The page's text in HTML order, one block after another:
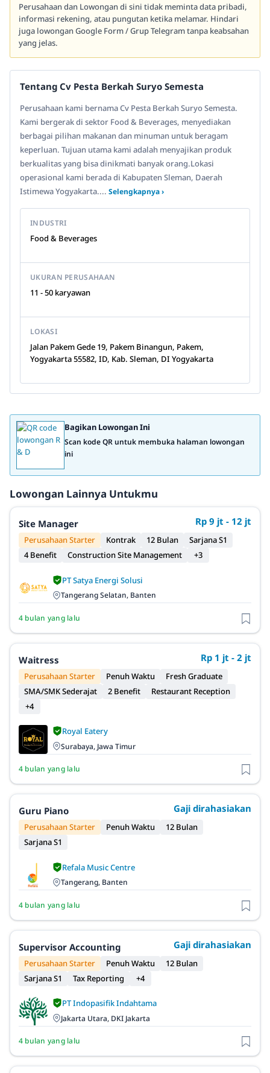
Perusahaan dan Lowongan di sini tidak meminta data pribadi,
informasi rekening, atau pungutan ketika melamar. Hindari
juga lowongan Google Form / Grup Telegram tanpa keabsahan
yang jelas.
Tentang Cv Pesta Berkah Suryo Semesta
Perusahaan kami bernama Cv Pesta Berkah Suryo Semesta.
Kami bergerak di sektor Food & Beverages, menyediakan
berbagai pilihan makanan dan minuman untuk beragam
keperluan. Tujuan utama kami adalah menyajikan produk
berkualitas yang bisa dinikmati banyak orang.Lokasi
operasional kami berada di Kabupaten Sleman, Daerah
Istimewa Yogyakarta.... Selengkapnya ›
INDUSTRI
Food & Beverages
UKURAN PERUSAHAAN
11 - 50 karyawan
LOKASI
Jalan Pakem Gede 19, Pakem Binangun, Pakem,
Yogyakarta 55582, ID, Kab. Sleman, DI Yogyakarta
Bagikan Lowongan Ini
Scan kode QR untuk membuka halaman lowongan
ini
Lowongan Lainnya Untukmu
Site Manager Rp 9 jt - 12 jt
Perusahaan Starter Kontrak 12 Bulan
Sarjana S1
4 Benefit
Construction Site Management +3
PT Satya Energi Solusi
Tangerang Selatan, Banten
4 bulan yang lalu
Waitress Rp 1 jt - 2 jt
Perusahaan Starter Penuh Waktu
Fresh Graduate
SMA/SMK Sederajat
2 Benefit
Restaurant Reception
+4
Royal Eatery
Surabaya, Jawa Timur
4 bulan yang lalu
Guru Piano Gaji dirahasiakan
Perusahaan Starter Penuh Waktu
12 Bulan
Sarjana S1
Refala Music Centre
Tangerang, Banten
4 bulan yang lalu
Supervisor Accounting Gaji dirahasiakan
Perusahaan Starter Penuh Waktu
12 Bulan
Sarjana S1
Tax Reporting +4
PT Indopasifik Indahtama
Jakarta Utara, DKI Jakarta
4 bulan yang lalu